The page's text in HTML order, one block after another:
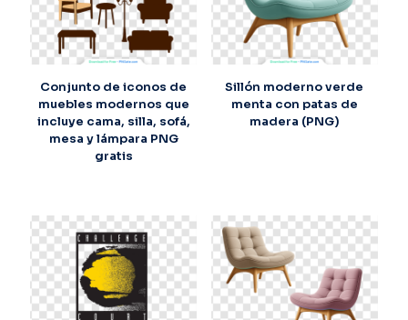
Conjunto de iconos de
muebles modernos que
incluye cama, silla, sofá,
mesa y lámpara PNG
gratis
Sillón moderno verde
menta con patas de
madera (PNG)